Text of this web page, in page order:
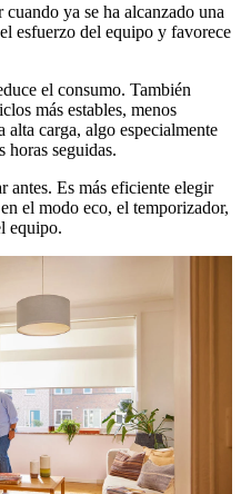
ya se ha alcanzado una
esfuerzo del equipo y favorece
el consumo. También
más estables, menos
alta carga, algo especialmente
horas seguidas.
antes. Es más eficiente elegir
el modo eco, el temporizador,
equipo.